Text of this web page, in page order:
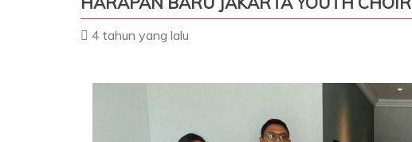
4 tahun yang lalu